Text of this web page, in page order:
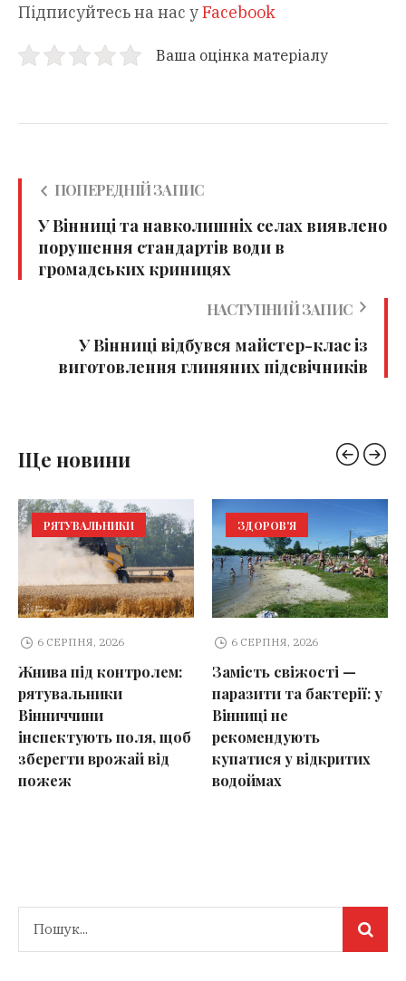
Підписуйтесь на нас уFacebook
Ваша оцінка матеріалу
ПОПЕРЕДНІЙ ЗАПИС
У Вінниці та навколишніх селах виявлено
порушення стандартів води в
громадських криницях
НАСТУПНИЙ ЗАПИС
У Вінниці відбувся майстер-клас із
виготовлення глиняних підсвічників
Ще новини
РЯТУВАЛЬНИКИ
6 СЕРПНЯ, 2026
Жнива під контролем:
рятувальники
Вінниччини
інспектують поля, щоб
зберегти врожай від
пожеж
ЗДОРОВ'Я
6 СЕРПНЯ, 2026
Замість свіжості —
паразити та бактерії: у
Вінниці не
рекомендують
купатися у відкритих
водоймах